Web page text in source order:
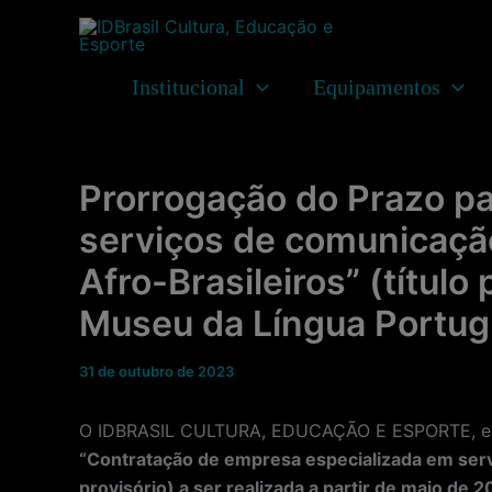
Institucional Equipamentos
Prorrogação do Prazo
serviços de
Afro-Brasileiros” (título
Museu da Língua
31 de outubro de 2023
O IDBRASIL CULTURA, EDUCAÇÃO E
“Contratação de empresa especializada em
provisório) a ser realizada a partir de maio de